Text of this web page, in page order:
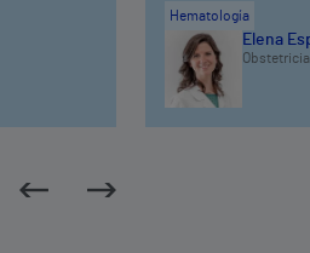
Hematología
Elena